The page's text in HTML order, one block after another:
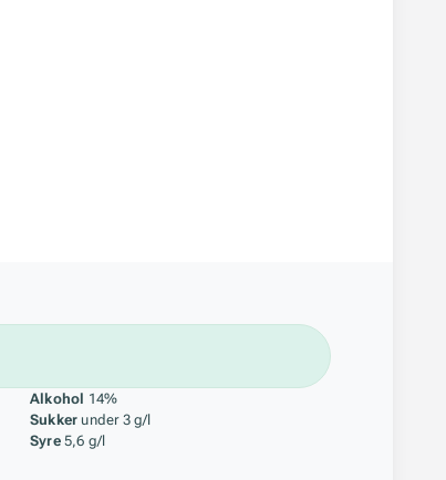
Alkohol 14%
Sukker under 3 g/l
Syre 5,6 g/l